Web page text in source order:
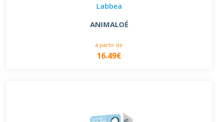
Labbea
ANIMALOÉ
à partir de
16.49€